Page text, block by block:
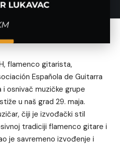
flamenco gitarista,
Española de Guitarra
i osnivač muzičke grupe
u naš grad 29. maja.
čiji je izvođački stil
tradiciji flamenco gitare i
je savremeno izvođenje i